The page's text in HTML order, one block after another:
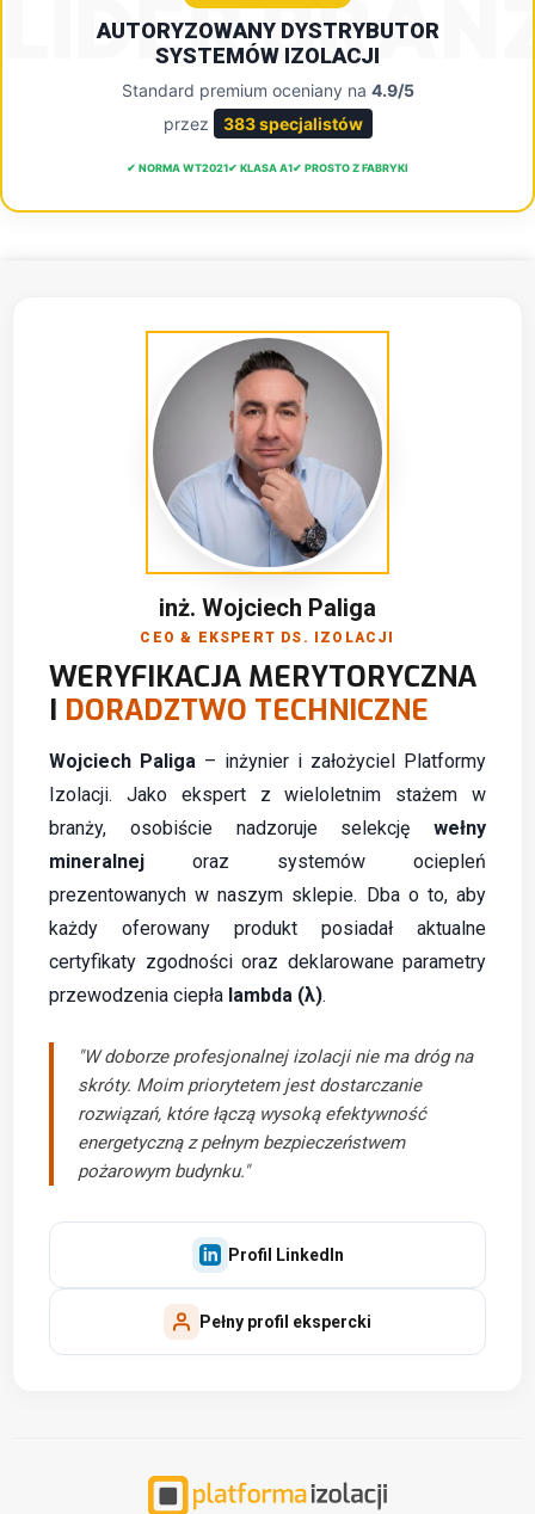
LIDER
AUTORYZOWANY DYSTRYBUTOR
SYSTEMÓW IZOLACJI
Standard premium oceniany na 4.9/5
przez
383 specjalistów
✔ NORMA WT2021✔ KLASA A1✔ PROSTO Z FABRYKI
WERYFIKACJA MERYTORYCZNA
I DORADZTWO TECHNICZNE
Wojciech Paliga – inżynier i założyciel Platformy
Izolacji. Jako ekspert z wieloletnim stażem w
branży, osobiście nadzoruje selekcję wełny
mineralnej oraz systemów ociepleń
prezentowanych w naszym sklepie. Dba o to, aby
każdy oferowany produkt posiadał aktualne
certyfikaty zgodności oraz deklarowane parametry
przewodzenia ciepła lambda (λ).
"W doborze profesjonalnej izolacji nie ma dróg na
skróty. Moim priorytetem jest dostarczanie
rozwiązań, które łączą wysoką efektywność
energetyczną z pełnym bezpieczeństwem
pożarowym budynku."
Profil LinkedIn
Pełny profil ekspercki
inż. Wojciech Paliga
CEO & EKSPERT DS. IZOLACJI